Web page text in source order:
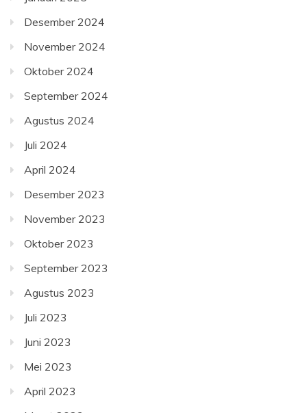
Desember 2024
November 2024
Oktober 2024
September 2024
Agustus 2024
Juli 2024
April 2024
Desember 2023
November 2023
Oktober 2023
September 2023
Agustus 2023
Juli 2023
Juni 2023
Mei 2023
April 2023